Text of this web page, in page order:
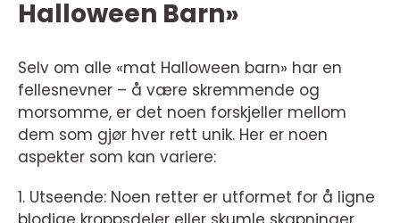
Halloween Barn»
Selv om alle «mat Halloween barn» har en
fellesnevner – å være skremmende og
morsomme, er det noen forskjeller mellom
dem som gjør hver rett unik. Her er noen
aspekter som kan variere:
1. Utseende: Noen retter er utformet for å ligne